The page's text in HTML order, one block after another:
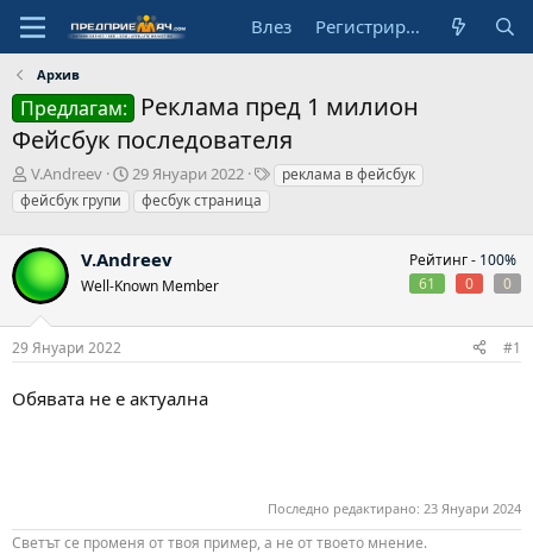
Влез Регистрирай се
Архив
Предлагам:
Реклама пред 1 милион
Фейсбук последователя
А
в
т
р
V.Andreev
Н
а
ч
л
н
д
т
29 Януари 2022
Треклама в фейсбук
фейсбук групи
фесбук страница
V.Andreev
Well-Known Member
Рейтинг - 100%
61
0 0
29 Януари 2022 #1
Обявата не е актуална
Последно редактирано: 23 Януари 2024
Светът се променя от твоя пример, а не от твоето мнение.